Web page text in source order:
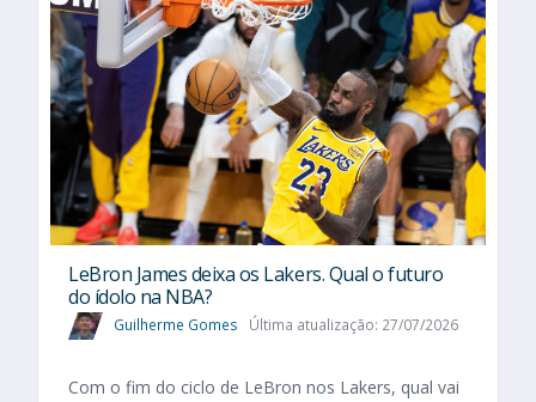
LeBron James deixa os Lakers. Qual o futuro
do ídolo na NBA?
Guilherme Gomes Última atualização: 27/07/2026
Com o fim do ciclo de LeBron nos Lakers, qual vai